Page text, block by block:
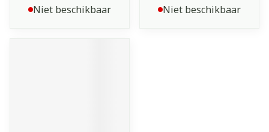
Niet beschikbaar Niet beschikbaar